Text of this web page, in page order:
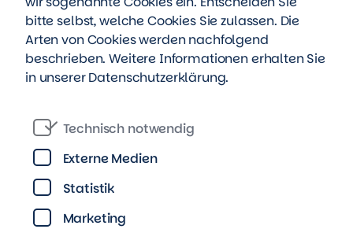
Bio-Rohstoffen wahre
Geschmacksexplosionen.
Zur Angebotsseite
bitte selbst, welche Cookies Sie zulassen. Die
Arten von Cookies werden nachfolgend
beschrieben. Weitere Informationen erhalten Sie
in unsererDatenschutzerklärung.
Technisch notwendig
Externe Medien
Statistik
Marketing